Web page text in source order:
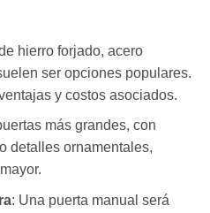
hierro forjado, acero
ser opciones populares.
y costos asociados.
más grandes, con
detalles ornamentales,
: Una puerta manual será